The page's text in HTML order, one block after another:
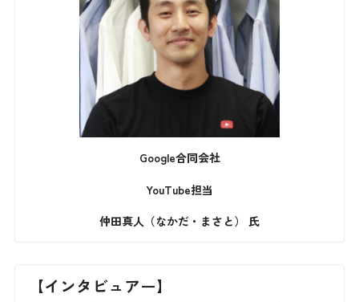
Google合同会社
YouTube担当
仲田真人（なかだ・まさと） 氏
【インタビュアー】